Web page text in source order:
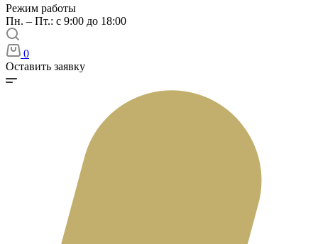
Режим работы
Пн. – Пт.: с 9:00 до 18:00
0
Оставить заявку